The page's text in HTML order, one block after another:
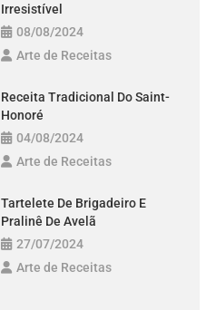
Irresistível
08/08/2024
Arte de Receitas
Receita Tradicional Do Saint-
Honoré
04/08/2024
Arte de Receitas
Tartelete De Brigadeiro E
Pralinê De Avelã
27/07/2024
Arte de Receitas